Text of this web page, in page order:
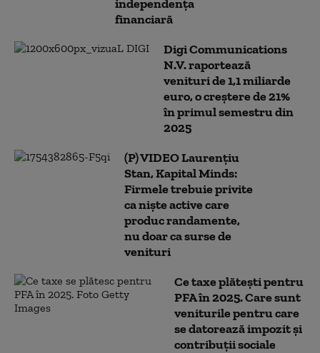
independența
financiară
Digi Communications
N.V. raportează
venituri de 1,1 miliarde
euro, o creștere de 21%
în primul semestru din
2025
(P) VIDEO Laurențiu
Stan, Kapital Minds:
Firmele trebuie privite
ca niște active care
produc randamente,
nu doar ca surse de
venituri
Ce taxe plătești pentru
PFA în 2025. Care sunt
veniturile pentru care
se datorează impozit și
contribuții sociale